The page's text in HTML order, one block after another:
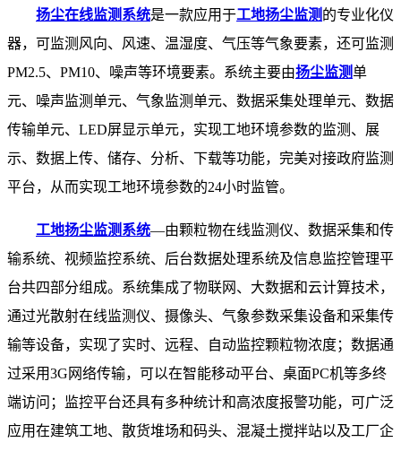
扬尘在线监测系统是一款应用于工地扬尘监测的专业化仪
器，可监测风向、风速、温湿度、气压等气象要素，还可监测
PM2.5、PM10、噪声等环境要素。系统主要由扬尘监测单
元、噪声监测单元、气象监测单元、数据采集处理单元、数据
传输单元、LED屏显示单元，实现工地环境参数的监测、展
示、数据上传、储存、分析、下载等功能，完美对接政府监测
平台，从而实现工地环境参数的24小时监管。
工地扬尘监测系统—由颗粒物在线监测仪、数据采集和传
输系统、视频监控系统、后台数据处理系统及信息监控管理平
台共四部分组成。系统集成了物联网、大数据和云计算技术，
通过光散射在线监测仪、摄像头、气象参数采集设备和采集传
输等设备，实现了实时、远程、自动监控颗粒物浓度；数据通
过采用3G网络传输，可以在智能移动平台、桌面PC机等多终
端访问；监控平台还具有多种统计和高浓度报警功能，可广泛
应用在建筑工地、散货堆场和码头、混凝土搅拌站以及工厂企